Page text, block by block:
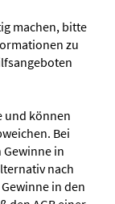
machen, bitte
zu
und können
Bei
in
nach
in den